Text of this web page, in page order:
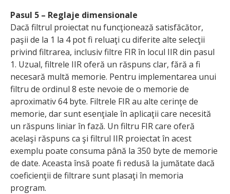
Pasul 5 – Reglaje dimensionale
Dacă filtrul proiectat nu funcţionează satisfăcător,
paşii de la 1 la 4 pot fi reluaţi cu diferite alte selecţii
privind filtrarea, inclusiv filtre FIR în locul IIR din pasul
1. Uzual, filtrele IIR oferă un răspuns clar, fără a fi
necesară multă memorie. Pentru implementarea unui
filtru de ordinul 8 este nevoie de o memorie de
aproximativ 64 byte. Filtrele FIR au alte cerinţe de
memorie, dar sunt esenţiale în aplicaţii care necesită
un răspuns liniar în fază. Un filtru FIR care oferă
acelaşi răspuns ca şi filtrul IIR proiectat în acest
exemplu poate consuma până la 350 byte de memorie
de date. Aceasta însă poate fi redusă la jumătate dacă
coeficienţii de filtrare sunt plasaţi în memoria
program.